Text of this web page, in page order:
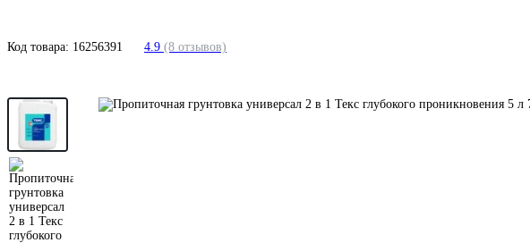
Код товара: 16256391 4.9 (8 отзывов)